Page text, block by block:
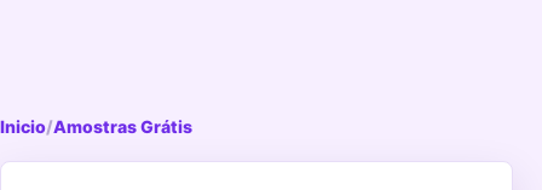
Inicio/Amostras Grátis